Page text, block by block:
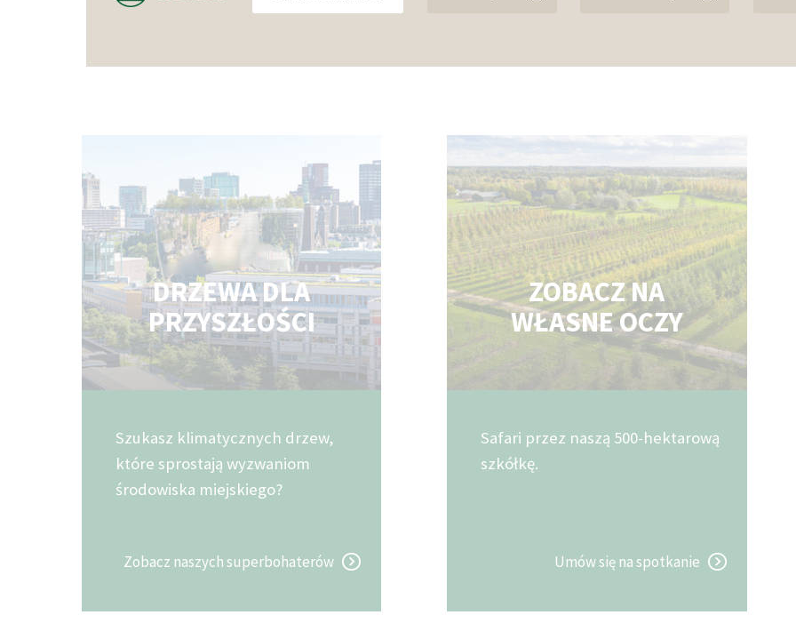
DRZEWA DLA
PRZYSZŁOŚCI
Szukasz klimatycznych drzew,
które sprostają wyzwaniom
środowiska miejskiego?
Zobacz naszych superbohaterów
ZOBACZ NA
WŁASNE OCZY
Safari przez naszą 500-hektarową
szkółkę.
Umów się na spotkanie